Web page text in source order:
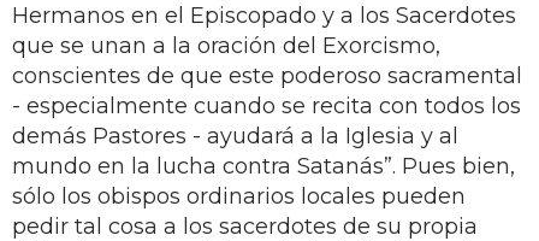
Hermanos en el Episcopado y a los Sacerdotes
que se unan a la oración del Exorcismo,
conscientes de que este poderoso sacramental
- especialmente cuando se recita con todos los
demás Pastores - ayudará a la Iglesia y al
mundo en la lucha contra Satanás”. Pues bien,
sólo los obispos ordinarios locales pueden
pedir tal cosa a los sacerdotes de su propia